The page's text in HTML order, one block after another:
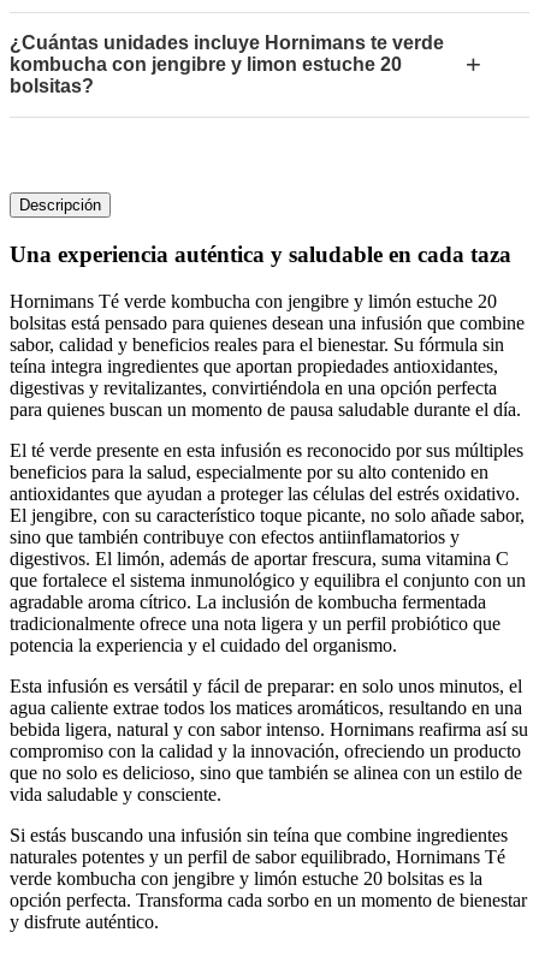
¿Cuántas unidades incluye Hornimans te verde
kombucha con jengibre y limon estuche 20
bolsitas?
+
Descripción
Una experiencia auténtica y saludable en cada taza
Hornimans Té verde kombucha con jengibre y limón estuche 20
bolsitas está pensado para quienes desean una infusión que combine
sabor, calidad y beneficios reales para el bienestar. Su fórmula sin
teína integra ingredientes que aportan propiedades antioxidantes,
digestivas y revitalizantes, convirtiéndola en una opción perfecta
para quienes buscan un momento de pausa saludable durante el día.
El té verde presente en esta infusión es reconocido por sus múltiples
beneficios para la salud, especialmente por su alto contenido en
antioxidantes que ayudan a proteger las células del estrés oxidativo.
El jengibre, con su característico toque picante, no solo añade sabor,
sino que también contribuye con efectos antiinflamatorios y
digestivos. El limón, además de aportar frescura, suma vitamina C
que fortalece el sistema inmunológico y equilibra el conjunto con un
agradable aroma cítrico. La inclusión de kombucha fermentada
tradicionalmente ofrece una nota ligera y un perfil probiótico que
potencia la experiencia y el cuidado del organismo.
Esta infusión es versátil y fácil de preparar: en solo unos minutos, el
agua caliente extrae todos los matices aromáticos, resultando en una
bebida ligera, natural y con sabor intenso. Hornimans reafirma así su
compromiso con la calidad y la innovación, ofreciendo un producto
que no solo es delicioso, sino que también se alinea con un estilo de
vida saludable y consciente.
Si estás buscando una infusión sin teína que combine ingredientes
naturales potentes y un perfil de sabor equilibrado, Hornimans Té
verde kombucha con jengibre y limón estuche 20 bolsitas es la
opción perfecta. Transforma cada sorbo en un momento de bienestar
y disfrute auténtico.